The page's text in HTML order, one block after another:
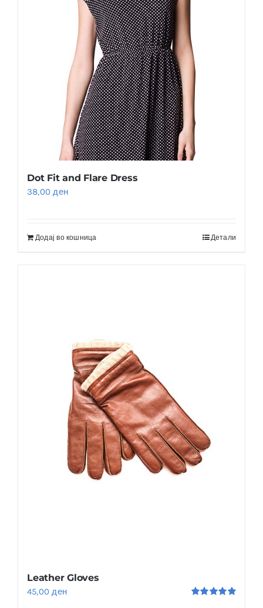
Dot Fit and Flare Dress
38,00ден
Додај во кошница Детали
Leather Gloves
45,00ден